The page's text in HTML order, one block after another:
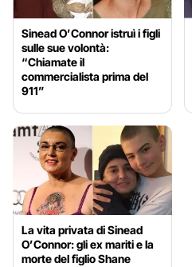
Sinead O’Connor istruì i figli
sulle sue volontà:
“Chiamate il
commercialista prima del
911”
La vita privata di Sinead
O’Connor: gli ex mariti e la
morte del figlio Shane